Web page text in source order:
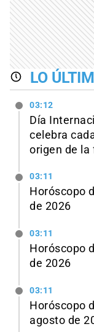
LO
03:12
Día
celebra
origen de la
03:11
Horóscopo
de 2026
03:11
Horóscopo
de 2026
03:11
Horóscopo
agosto de